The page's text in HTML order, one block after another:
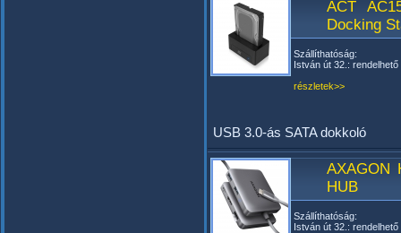
ACT
Docking
Szállíthatóság:
István út 32.: rendelhető
részletek>>
USB 3.0-ás SATA dokkoló
AXAGON
HUB
Szállíthatóság:
István út 32.: rendelhető